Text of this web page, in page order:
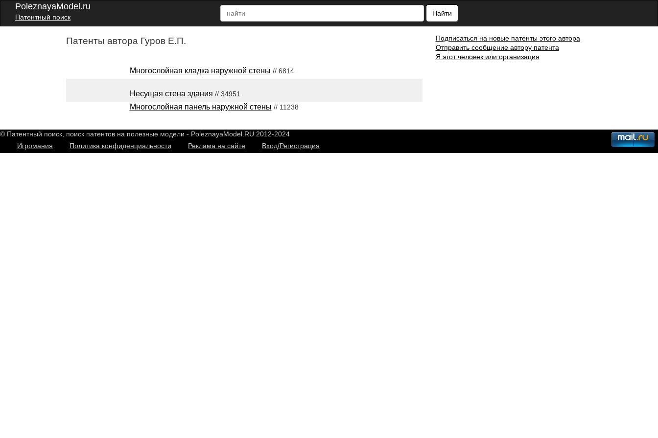
PoleznayaModel.ru
Патентный поиск
Найти
Патенты автора Гуров Е.П.
Многослойная кладка наружной стены // 6814
Несущая стена здания // 34951
Многослойная панель наружной стены // 11238
Подписаться на новые патенты этого автора
Отправить сообщение автору патента
Я этот человек или организация
© Патентный поиск, поиск патентов на полезные модели - PoleznayaModel.RU 2012-2024
Игромания
Политика конфиденциальности Реклама на сайте Вход/Регистрация